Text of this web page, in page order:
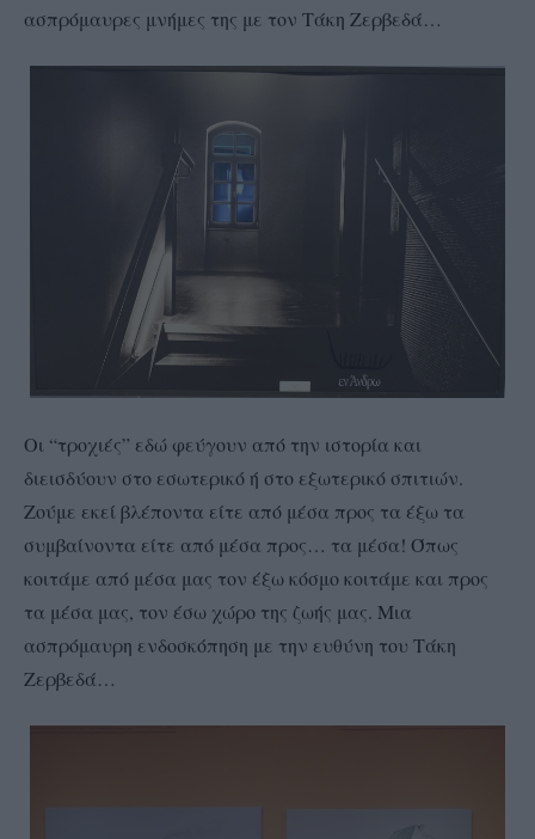
ασπρόμαυρες μνήμες της με τον Τάκη Ζερβεδά…
Οι “τροχιές” εδώ φεύγουν από την ιστορία και
διεισδύουν στο εσωτερικό ή στο εξωτερικό σπιτιών.
Ζούμε εκεί βλέποντα είτε από μέσα προς τα έξω τα
συμβαίνοντα είτε από μέσα προς… τα μέσα! Όπως
κοιτάμε από μέσα μας τον έξω κόσμο κοιτάμε και προς
τα μέσα μας, τον έσω χώρο της ζωής μας. Μια
ασπρόμαυρη ενδοσκόπηση με την ευθύνη του Τάκη
Ζερβεδά…